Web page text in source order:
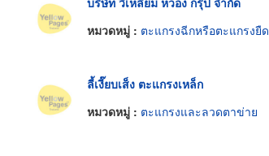
หมวดหมู่ : ตะแกรงฉีกหรือตะแกรงยืด
ลี้เงี๊ยบเส็ง ตะแกรงเหล็ก
หมวดหมู่ : ตะแกรงและลวดตาข่าย